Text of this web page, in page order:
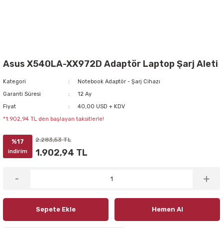
Asus X540LA-XX972D Adaptör Laptop Şarj Aleti
Kategori
Notebook Adaptör - Şarj Cihazı
Garanti Süresi
12 Ay
Fiyat
40,00 USD + KDV
*1.902,94 TL den başlayan taksitlerle!
%17
indirim
2.283,53 TL
1.902,94 TL
Sepete Ekle Hemen Al